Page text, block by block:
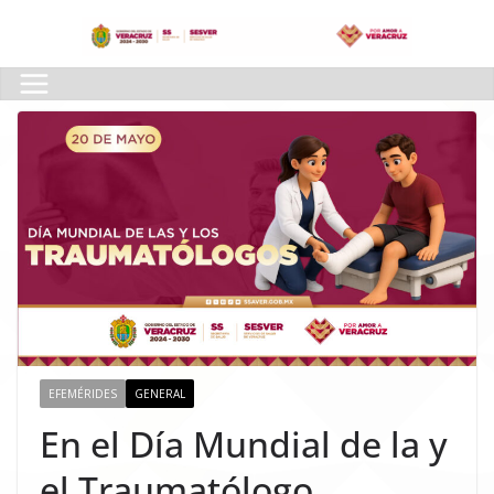
content
EFEMÉRIDES GENERAL
En el Día Mundial de la y